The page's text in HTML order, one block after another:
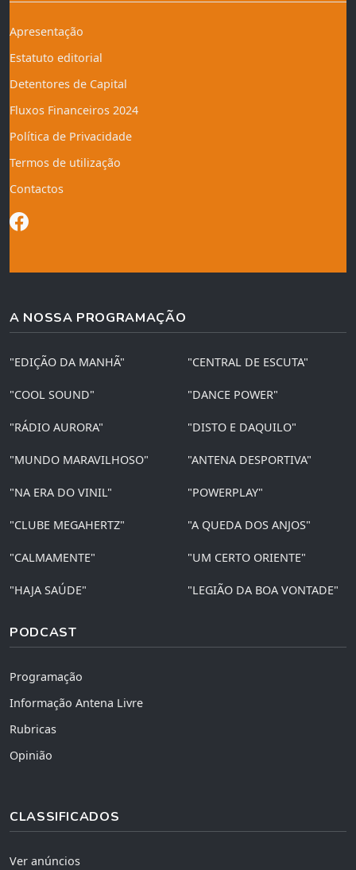
Apresentação
Estatuto editorial
Detentores de Capital
Fluxos Financeiros 2024
Política de Privacidade
Termos de utilização
Contactos
A NOSSA PROGRAMAÇÃO
"EDIÇÃO DA MANHÃ" "CENTRAL DE ESCUTA"
"COOL SOUND" "DANCE POWER"
"RÁDIO AURORA" "DISTO E DAQUILO"
"MUNDO MARAVILHOSO" "ANTENA DESPORTIVA"
"NA ERA DO VINIL" "POWERPLAY"
"CLUBE MEGAHERTZ" "A QUEDA DOS ANJOS"
"CALMAMENTE" "UM CERTO ORIENTE"
"HAJA SAÚDE" "LEGIÃO DA BOA VONTADE"
PODCAST
Programação
Informação Antena Livre
Rubricas
Opinião
CLASSIFICADOS
Ver anúncios